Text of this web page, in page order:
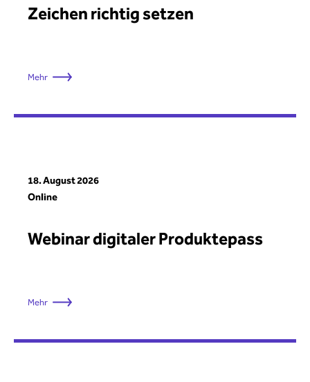
Zeichen richtig setzen
Mehr
18. August 2026
Online
Webinar digitaler Produktepass
Mehr